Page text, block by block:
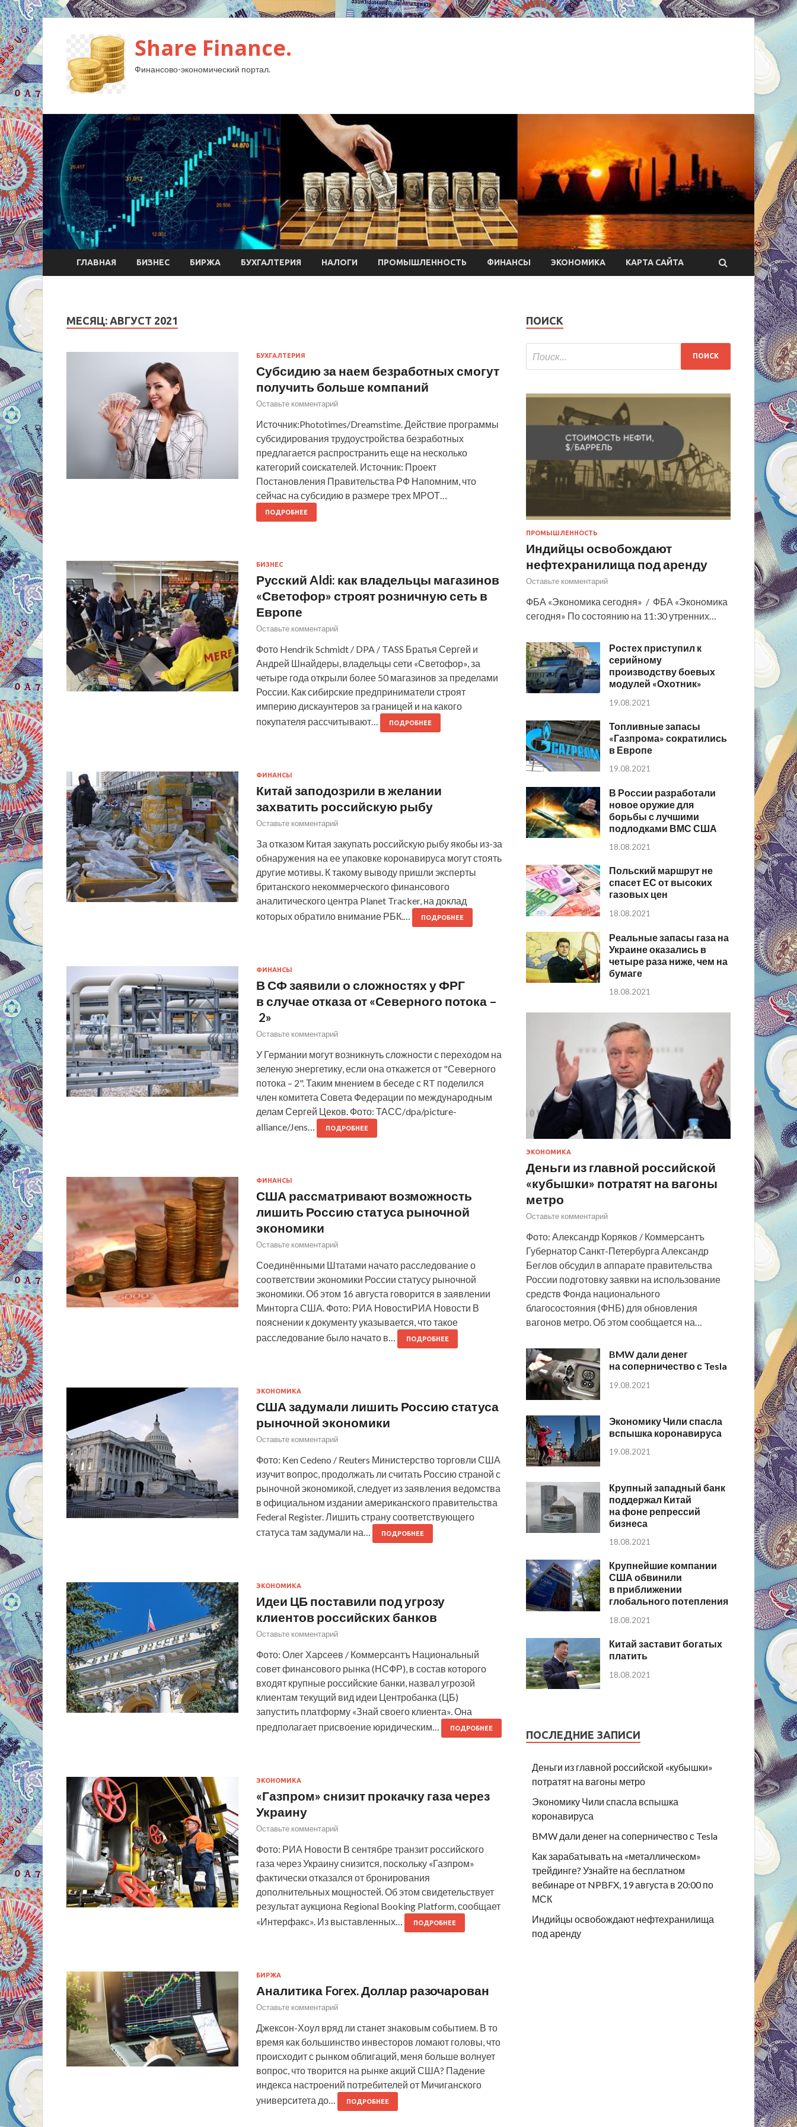
Share Finance.
Финансово-экономический портал.
ГЛАВНАЯ БИЗНЕС БИРЖА БУХГАЛТЕРИЯ НАЛОГИ ПРОМЫШЛЕННОСТЬ ФИНАНСЫ ЭКОНОМИКА КАРТА САЙТА
МЕСЯЦ: АВГУСТ 2021
БУХГАЛТЕРИЯ
Субсидию за наем безработных смогут
получить больше компаний
Оставьте комментарий
Источник:Phototimes/Dreamstime. Действие программы
субсидирования трудоустройства безработных
предлагается распространить еще на несколько
категорий соискателей. Источник: Проект
Постановления Правительства РФ Напомним, что
сейчас на субсидию в размере трех МРОТ…
ПОДРОБНЕЕ
БИЗНЕС
Русский Aldi: как владельцы магазинов
«Светофор» строят розничную сеть в
Европе
Оставьте комментарий
Фото Hendrik Schmidt / DPA / TASS Братья Сергей и
Андрей Шнайдеры, владельцы сети «Светофор», за
четыре года открыли более 50 магазинов за пределами
России. Как сибирские предприниматели строят
империю дискаунтеров за границей и на какого
покупателя рассчитывают…
ПОДРОБНЕЕ
ФИНАНСЫ
Китай заподозрили в желании
захватить российскую рыбу
Оставьте комментарий
За отказом Китая закупать российскую рыбу якобы из-за
обнаружения на ее упаковке коронавируса могут стоять
другие мотивы. К такому выводу пришли эксперты
британского некоммерческого финансового
аналитического центра Planet Tracker, на доклад
которых обратило внимание РБК.…
ПОДРОБНЕЕ
ФИНАНСЫ
В СФ заявили о сложностях у ФРГ
в случае отказа от «Северного потока –
2»
Оставьте комментарий
У Германии могут возникнуть сложности с переходом на
зеленую энергетику, если она откажется от "Северного
потока – 2". Таким мнением в беседе с RT поделился
член комитета Совета Федерации по международным
делам Сергей Цеков. Фото: ТАСС/dpa/picture-
alliance/Jens…
ПОДРОБНЕЕ
ФИНАНСЫ
США рассматривают возможность
лишить Россию статуса рыночной
экономики
Оставьте комментарий
Соединёнными Штатами начато расследование о
соответствии экономики России статусу рыночной
экономики. Об этом 16 августа говорится в заявлении
Минторга США. Фото: РИА НовостиРИА Новости В
пояснении к документу указывается, что такое
расследование было начато в…
ПОДРОБНЕЕ
ЭКОНОМИКА
США задумали лишить Россию статуса
рыночной экономики
Оставьте комментарий
Фото: Ken Cedeno / Reuters Министерство торговли США
изучит вопрос, продолжать ли считать Россию страной с
рыночной экономикой, следует из заявления ведомства
в официальном издании американского правительства
Federal Register. Лишить страну соответствующего
статуса там задумали на…
ПОДРОБНЕЕ
ЭКОНОМИКА
Идеи ЦБ поставили под угрозу
клиентов российских банков
Оставьте комментарий
Фото: Олег Харсеев / Коммерсантъ Национальный
совет финансового рынка (НСФР), в состав которого
входят крупные российские банки, назвал угрозой
клиентам текущий вид идеи Центробанка (ЦБ)
запустить платформу «Знай своего клиента». Она
предполагает присвоение юридическим…
ПОДРОБНЕЕ
ЭКОНОМИКА
«Газпром» снизит прокачку газа через
Украину
Оставьте комментарий
Фото: РИА Новости В сентябре транзит российского
газа через Украину снизится, поскольку «Газпром»
фактически отказался от бронирования
дополнительных мощностей. Об этом свидетельствует
результат аукциона Regional Booking Platform, сообщает
«Интерфакс». Из выставленных…
ПОДРОБНЕЕ
БИРЖА
Аналитика Forex. Доллар разочарован
Оставьте комментарий
Джексон-Хоул вряд ли станет знаковым событием. В то
время как большинство инвесторов ломают головы, что
происходит с рынком облигаций, меня больше волнует
вопрос, что творится на рынке акций США? Падение
индекса настроений потребителей от Мичиганского
университета до…
ПОДРОБНЕЕ
ПОИСК
ПРОМЫШЛЕННОСТЬ
Индийцы освобождают
нефтехранилища под аренду
Оставьте комментарий
ФБА «Экономика сегодня» / ФБА «Экономика
сегодня» По состоянию на 11:30 утренних…
Ростех приступил к
серийному
производству боевых
модулей «Охотник»
19.08.2021
Топливные запасы
«Газпрома» сократились
в Европе
19.08.2021
В России разработали
новое оружие для
борьбы с лучшими
подлодками ВМС США
18.08.2021
Польский маршрут не
спасет ЕС от высоких
газовых цен
18.08.2021
Реальные запасы газа на
Украине оказались в
четыре раза ниже, чем на
бумаге
18.08.2021
ЭКОНОМИКА
Деньги из главной российской
«кубышки» потратят на вагоны
метро
Оставьте комментарий
Фото: Александр Коряков / Коммерсантъ
Губернатор Санкт-Петербурга Александр
Беглов обсудил в аппарате правительства
России подготовку заявки на использование
средств Фонда национального
благосостояния (ФНБ) для обновления
вагонов метро. Об этом сообщается на…
BMW дали денег
на соперничество с Tesla
19.08.2021
Экономику Чили спасла
вспышка коронавируса
19.08.2021
Крупный западный банк
поддержал Китай
на фоне репрессий
бизнеса
18.08.2021
Крупнейшие компании
США обвинили
в приближении
глобального потепления
18.08.2021
Китай заставит богатых
платить
18.08.2021
ПОСЛЕДНИЕ ЗАПИСИ
Деньги из главной российской «кубышки»
потратят на вагоны метро
Экономику Чили спасла вспышка
коронавируса
BMW дали денег на соперничество с Tesla
Как зарабатывать на «металлическом»
трейдинге? Узнайте на бесплатном
вебинаре от NPBFX, 19 августа в 20:00 по
МСК
Индийцы освобождают нефтехранилища
под аренду